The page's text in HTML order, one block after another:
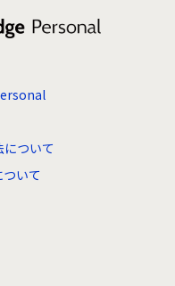
ついて
いて